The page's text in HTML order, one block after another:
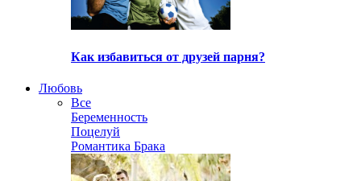
Как избавиться от друзей парня?
Любовь
Все
Беременность
Поцелуй
Романтика Брака